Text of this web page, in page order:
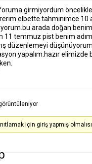
girmiyordum öncelikle
elbette.tahminimce 10
arada doğan
11 temmuz pist benim
düzenlemeyi
yapalım.hazır elimizde
için giriş yapmış